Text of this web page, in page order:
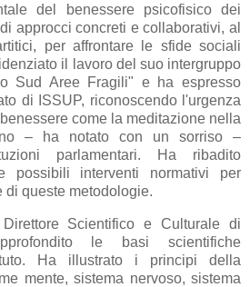
del benessere psicofisico dei
approcci concreti e collaborativi, al
per affrontare le sfide sociali
il lavoro del suo intergruppo
Sud Aree Fragili" e ha espresso
di ISSUP, riconoscendo l'urgenza
come la meditazione nella
– ha notato con un sorriso –
parlamentari. Ha ribadito
possibili interventi normativi per
di queste metodologie.
Scientifico e Culturale di
le basi scientifiche
Ha illustrato i principi della
mente, sistema nervoso, sistema